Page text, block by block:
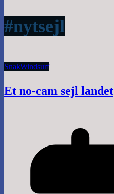
#nytsejl
SnakWindsurf
Et no-cam sejl landet